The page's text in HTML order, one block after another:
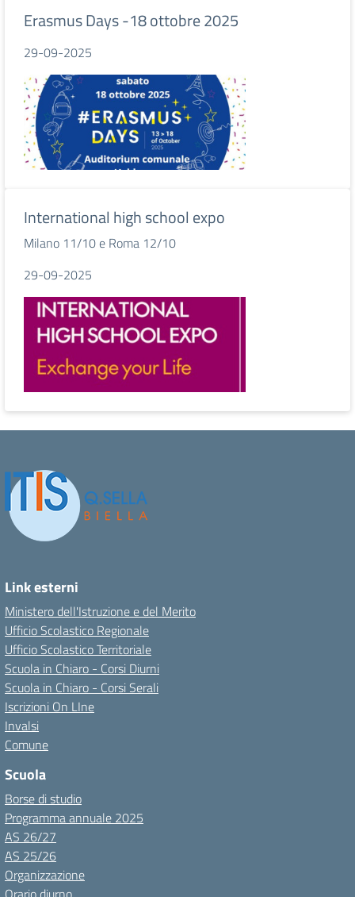
Erasmus Days -18 ottobre 2025
29-09-2025
International high school expo
Milano 11/10 e Roma 12/10
29-09-2025
Link esterni
Ministero dell'Istruzione e del Merito
Ufficio Scolastico Regionale
Ufficio Scolastico Territoriale
Scuola in Chiaro - Corsi Diurni
Scuola in Chiaro - Corsi Serali
Iscrizioni On LIne
Invalsi
Comune
Scuola
Borse di studio
Programma annuale 2025
AS 26/27
AS 25/26
Organizzazione